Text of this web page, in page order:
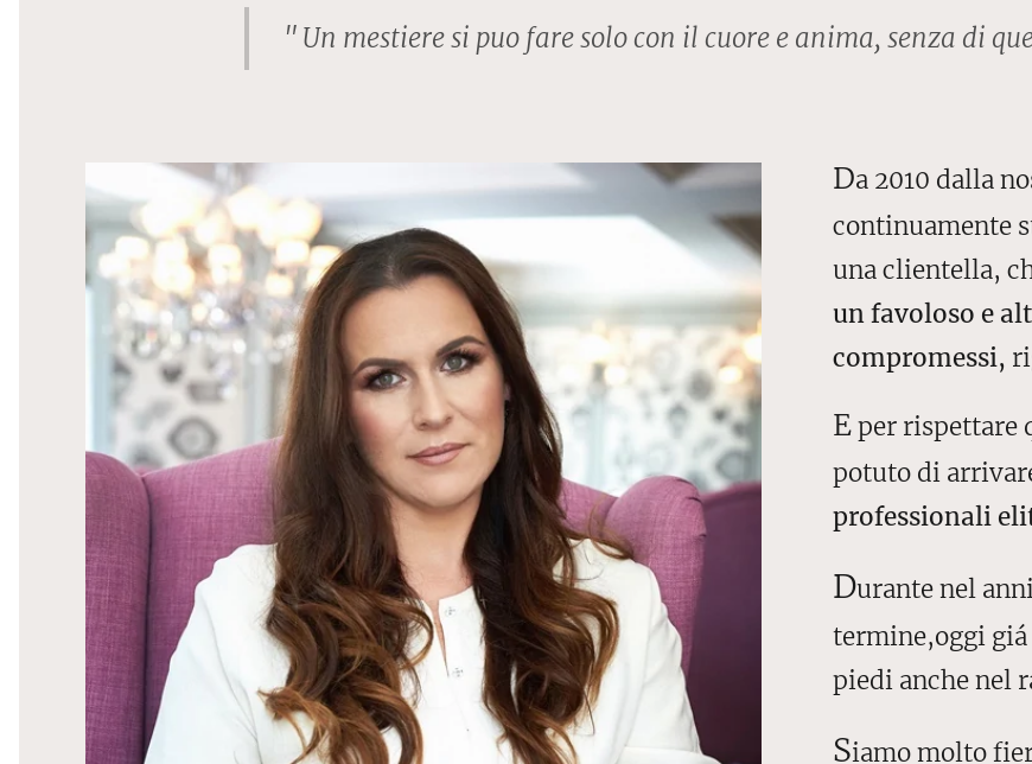
" Un mestiere si puo fare solo con il cuore e anima, senza di
Da 2010 dalla
continuamente
una clientella,
un favoloso e
compromessi,
Eper rispettare
potuto di
professionali
Durante nel
termine,oggi
piedi anche nel
Siamo molto